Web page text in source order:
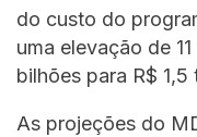
do custo do
uma elevação de
bilhões para R$
As projeções do